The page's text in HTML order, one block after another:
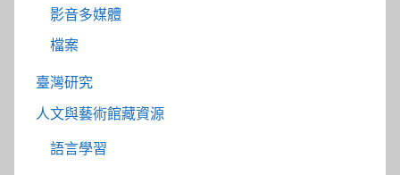
影音多媒體
檔案
臺灣研究
人文與藝術館藏資源
語言學習